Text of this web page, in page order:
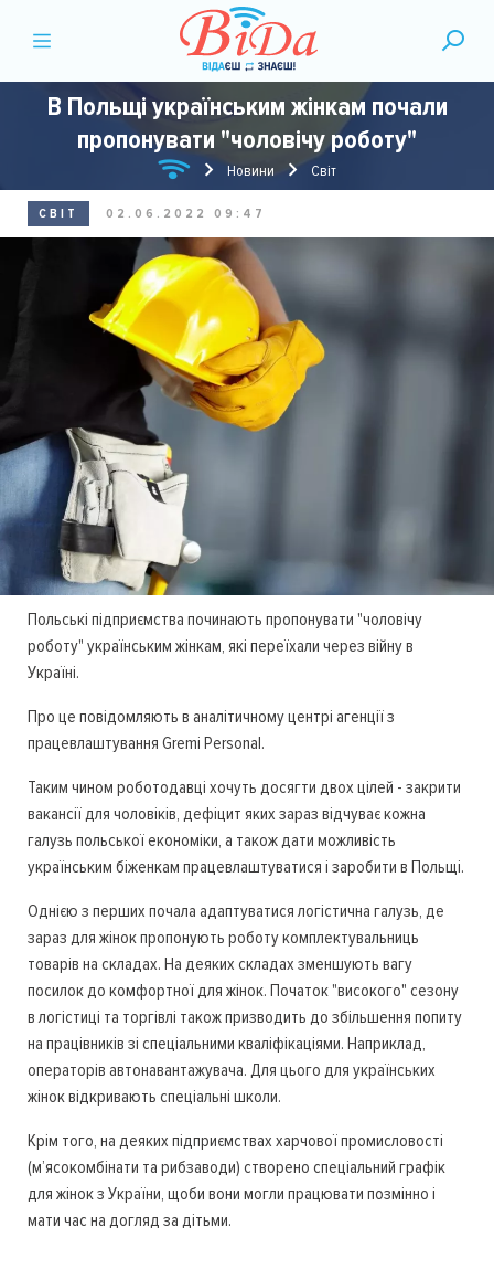
В Польщі українським жінкам почали
пропонувати "чоловічу роботу"
Новини Світ
СВІТ 02.06.2022 09:47
Польські підприємства починають пропонувати "чоловічу
роботу" українським жінкам, які переїхали через війну в
Україні.
Про це повідомляють в аналітичному центрі агенції з
працевлаштування Gremi Personal.
Таким чином роботодавці хочуть досягти двох цілей - закрити
вакансії для чоловіків, дефіцит яких зараз відчуває кожна
галузь польської економіки, а також дати можливість
українським біженкам працевлаштуватися і заробити в Польщі.
Однією з перших почала адаптуватися логістична галузь, де
зараз для жінок пропонують роботу комплектувальниць
товарів на складах. На деяких складах зменшують вагу
посилок до комфортної для жінок. Початок "високого" сезону
в логістиці та торгівлі також призводить до збільшення попиту
на працівників зі спеціальними кваліфікаціями. Наприклад,
операторів автонавантажувача. Для цього для українських
жінок відкривають спеціальні школи.
Крім того, на деяких підприємствах харчової промисловості
(м’ясокомбінати та рибзаводи) створено спеціальний графік
для жінок з України, щоби вони могли працювати позмінно і
мати час на догляд за дітьми.